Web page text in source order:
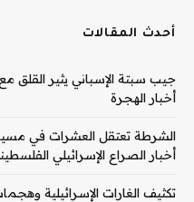
أحدث المقالات
جيب سبتة الإسباني يثير القلق
أخبار الهجرة
الشرطة تعتقل العشرات في
أخبار الصراع الإسرائيلي
تكثيف الغارات الإسرائيلية